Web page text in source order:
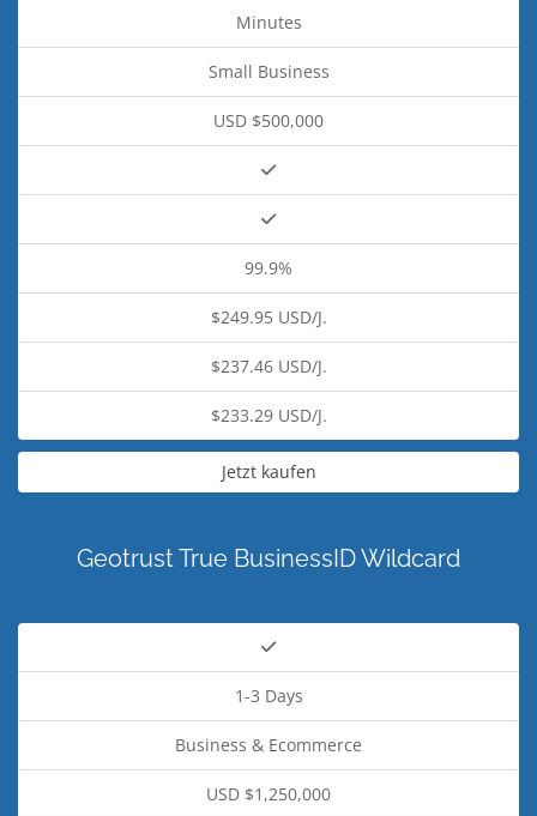
Minutes
Small Business
USD $500,000
99.9%
$249.95 USD/J.
$237.46 USD/J.
$233.29 USD/J.
Jetzt kaufen
Geotrust True BusinessID Wildcard
1-3 Days
Business & Ecommerce
USD $1,250,000